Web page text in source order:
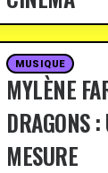
MUSIQUE
MYLÈNE
DRAGONS
MESURE